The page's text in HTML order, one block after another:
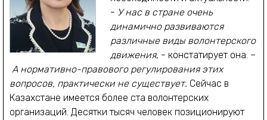
- У нас в стране очень
динамично развиваются
различные виды волонтерского
движения, - констатирует она. –
А нормативно-правового регулирования этих
вопросов, практически не существует. Сейчас в
Казахстане имеется более ста волонтерских
организаций. Десятки тысяч человек позиционируют